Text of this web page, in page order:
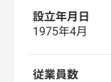
設立年月日
1975年4月
従業員数